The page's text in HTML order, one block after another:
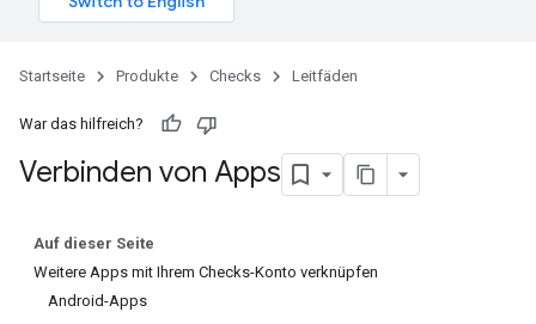
Startseite Produkte Checks Leitfäden
War das hilfreich?
Verbinden von Apps
Auf dieser Seite
Weitere Apps mit Ihrem Checks-Konto verknüpfen
Android-Apps